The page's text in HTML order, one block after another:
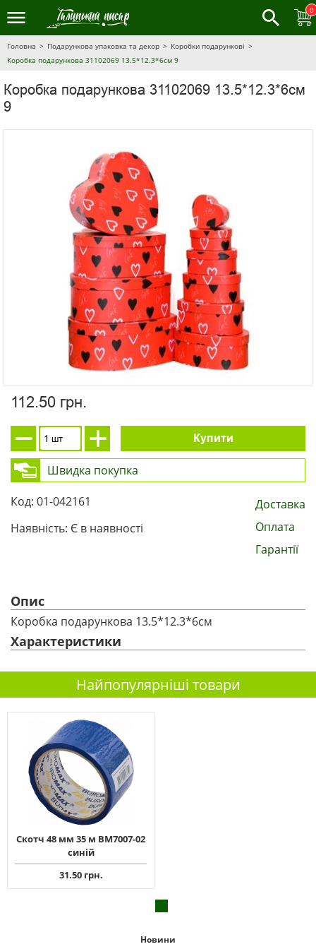
0
Головна Подарункова упаковка та декор
Коробки подарункові
Коробка подарункова 31102069 13.5*12.3*6см 9
Коробка подарункова 31102069 13.5*12.3*6см
9
112.50 грн.
Купити
Швидка покупка
Код: 01-042161
Наявність: Є в наявності
Доставка
Оплата
Гарантії
Опис
Коробка подарункова 13.5*12.3*6см
Характеристики
Найпопулярніші товари
Скотч 48 мм 35 м ВМ7007-02
синій
31.50 грн.
Новини